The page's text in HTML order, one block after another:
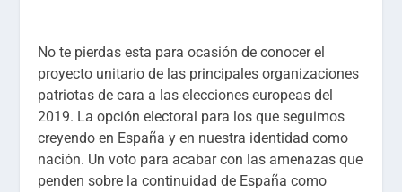
No te pierdas esta para ocasión de conocer el
proyecto unitario de las principales organizaciones
patriotas de cara a las elecciones europeas del
2019. La opción electoral para los que seguimos
creyendo en España y en nuestra identidad como
nación. Un voto para acabar con las amenazas que
penden sobre la continuidad de España como